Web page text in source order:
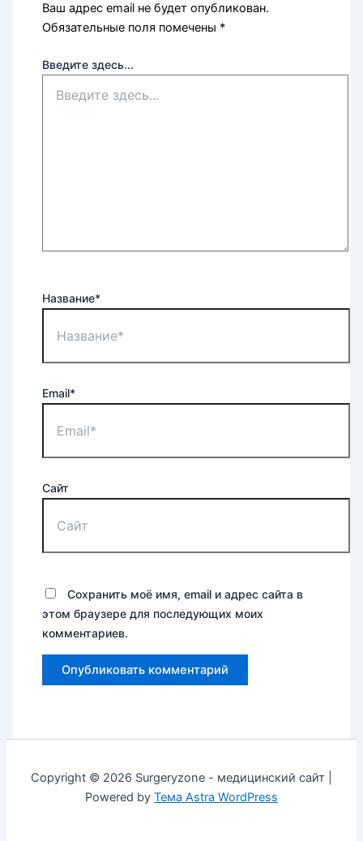
Ваш адрес email не будет опубликован.
Обязательные поля помечены *
Введите здесь...
Название*
Email*
Сайт
Сохранить моё имя, email и адрес сайта в
этом браузере для последующих моих
комментариев.
Copyright © 2026 Surgeryzone - медицинский сайт |
Powered by Тема Astra WordPress